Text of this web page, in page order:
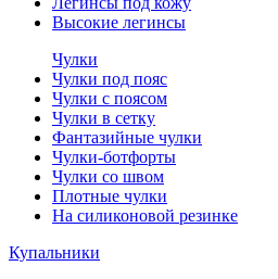
Высокие легинсы
Чулки
Чулки под пояс
Чулки с поясом
Чулки в сетку
Фантазийные чулки
Чулки-ботфорты
Чулки со швом
Плотные чулки
На силиконовой резинке
Купальники